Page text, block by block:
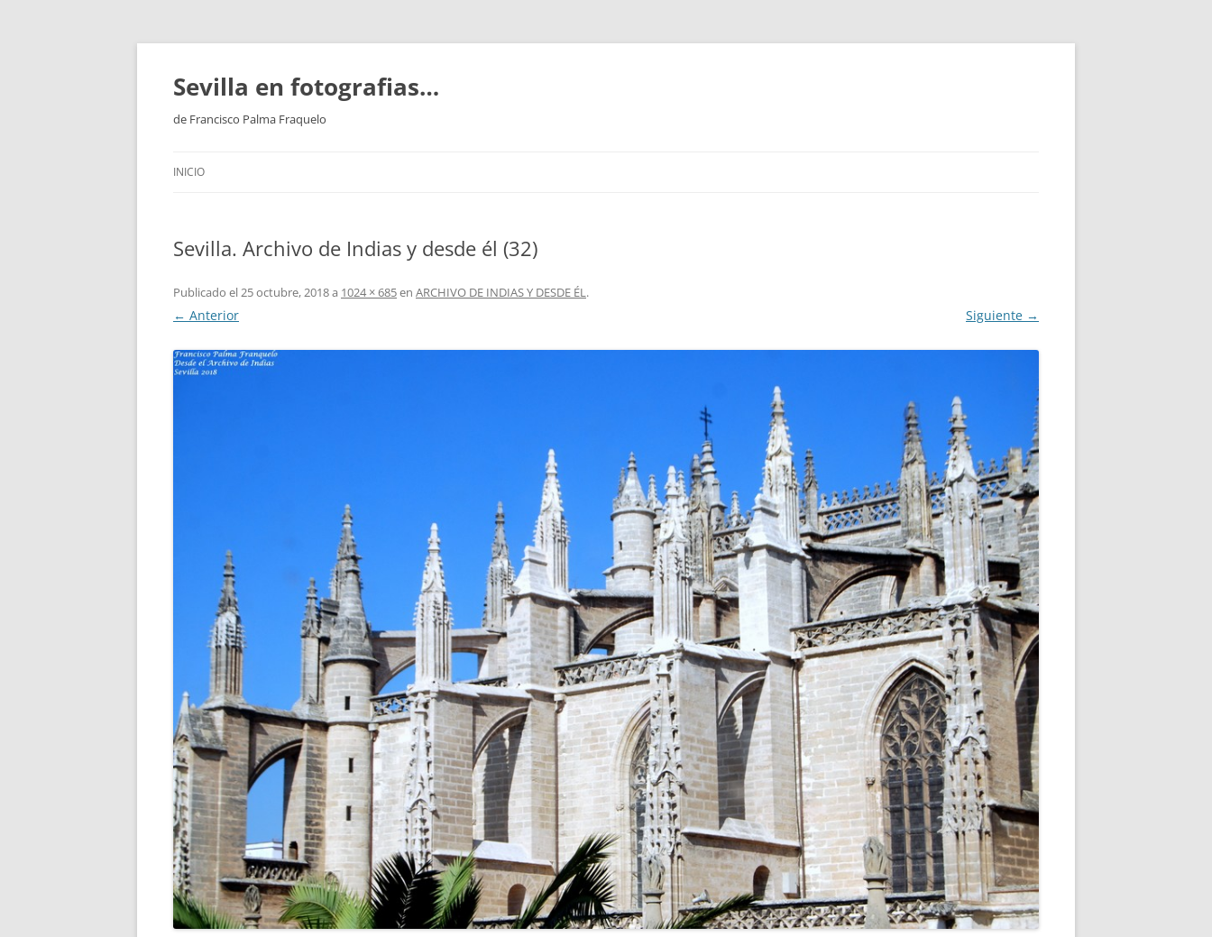
Saltar
contenido
Sevilla en fotografias…
de Francisco Palma Fraquelo
INICIO
Sevilla. Archivo de Indias y desde él (32)
Publicado el25 octubre, 2018a 1024 × 685en ARCHIVO DE INDIAS Y DESDE ÉL.
← Anterior Siguiente →